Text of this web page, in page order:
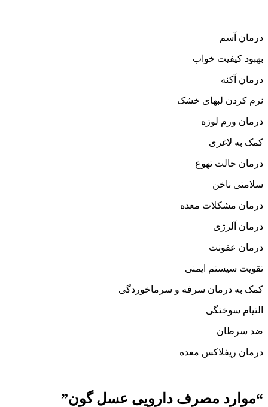
درمان آسم
بهبود کیفیت خواب
درمان آکنه
نرم کردن لبهای خشک
درمان ورم لوزه
کمک به لاغری
درمان حالت تهوع
سلامتی ناخن
درمان مشکلات معده
درمان آلرژی
درمان عفونت
تقویت سیستم ایمنی
کمک به درمان سرفه و سرماخوردگی
التیام سوختگی
ضد سرطان
درمان ریفلاکس معده
“موارد مصرف دارویی عسل گون”